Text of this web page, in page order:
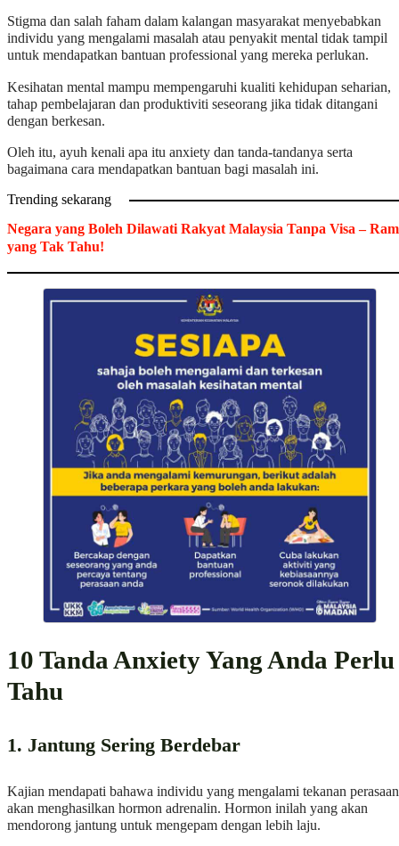
Stigma dan salah faham dalam kalangan masyarakat menyebabkan
individu yang mengalami masalah atau penyakit mental tidak tampil
untuk mendapatkan bantuan professional yang mereka perlukan.
Kesihatan mental mampu mempengaruhi kualiti kehidupan seharian,
tahap pembelajaran dan produktiviti seseorang jika tidak ditangani
dengan berkesan.
Oleh itu, ayuh kenali apa itu anxiety dan tanda-tandanya serta
bagaimana cara mendapatkan bantuan bagi masalah ini.
Trending sekarang
Negara yang Boleh Dilawati Rakyat Malaysia Tanpa Visa –
yang Tak Tahu!
10 Tanda Anxiety Yang Anda Perlu
Tahu
1. Jantung Sering Berdebar
Kajian mendapati bahawa individu yang mengalami tekanan perasaan
akan menghasilkan hormon adrenalin. Hormon inilah yang akan
mendorong jantung untuk mengepam dengan lebih laju.